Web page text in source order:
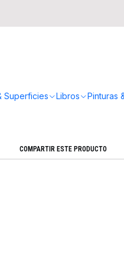
Superficies Libros Pinturas
de Oro + lápiz
Agregar a la lista de
COMPARTIR ESTE PRODUCTO